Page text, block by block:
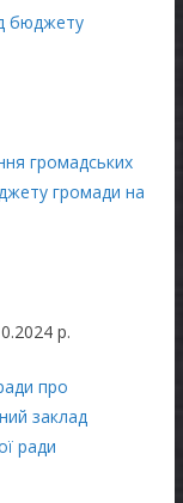
бюджету
громадських
громади на
р.
про
заклад
ради